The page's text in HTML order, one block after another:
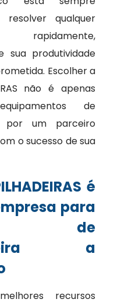
resolver qualquer
sua produtividade
Escolher a
não é apenas
de
por um parceiro
o sucesso de sua
é
para
de
a
recursos